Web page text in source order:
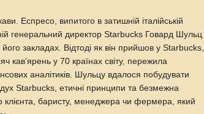
Еспресо, випитого в затишній італійській
генеральний директор Starbucks Говард Шульц
закладах. Відтоді як він прийшов у Starbucks,
кав’ярень у 70 країнах світу, пережила
аналітиків. Шульцу вдалося побудувати
Starbucks, етичні принципи та безмежна
клієнта, баристу, менеджера чи фермера, який